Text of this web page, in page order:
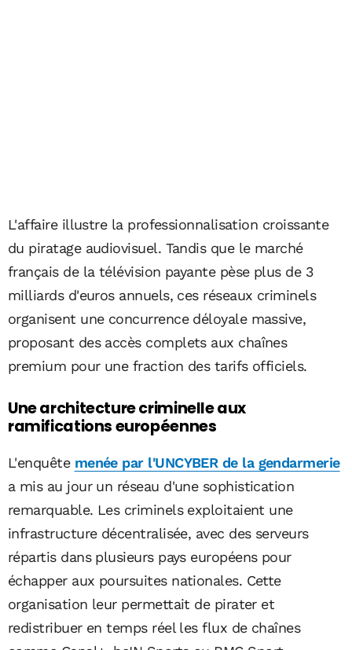
L'affaire illustre la professionnalisation croissante
du piratage audiovisuel. Tandis que le marché
français de la télévision payante pèse plus de 3
milliards d'euros annuels, ces réseaux criminels
organisent une concurrence déloyale massive,
proposant des accès complets aux chaînes
premium pour une fraction des tarifs officiels.
Une architecture criminelle aux
ramifications européennes
L'enquête menée par l'UNCYBER de la gendarmerie
a mis au jour un réseau d'une sophistication
remarquable. Les criminels exploitaient une
infrastructure décentralisée, avec des serveurs
répartis dans plusieurs pays européens pour
échapper aux poursuites nationales. Cette
organisation leur permettait de pirater et
redistribuer en temps réel les flux de chaînes